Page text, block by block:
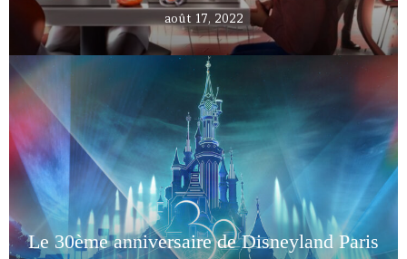
août 17, 2022
Le 30ème anniversaire de Disneyland Paris